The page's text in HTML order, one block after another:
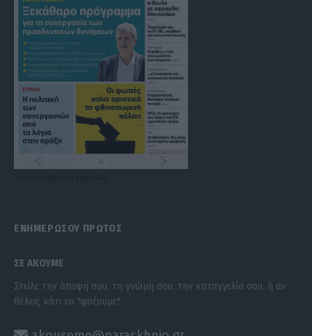
ΕΝΗΜΕΡΩΣΟΥ ΠΡΩΤΟΣ
ΣΕ ΑΚΟΥΜΕ
Στείλε την άποψή σου, τη γνώμη σου, την καταγγελία σου, ή αν
θέλεις κάτι να "ψάξουμε".